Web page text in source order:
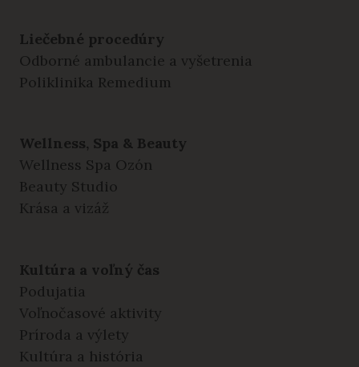
Liečebné procedúry
Odborné ambulancie a vyšetrenia
Poliklinika Remedium
Wellness, Spa & Beauty
Wellness Spa Ozón
Beauty Studio
Krása a vizáž
Kultúra a voľný čas
Podujatia
Voľnočasové aktivity
Príroda a výlety
Kultúra a história